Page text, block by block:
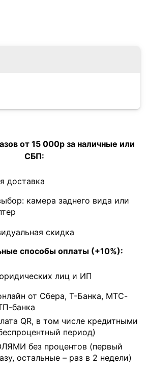
от 15 000р за наличные или
СБП:
доставка
камера заднего вида или
скидка
способы оплаты (+10%):
лиц и ИП
от Сбера, Т-Банка, МТС-
банка
QR, в том числе кредитными
период)
без процентов (первый
остальные – раз в 2 недели)